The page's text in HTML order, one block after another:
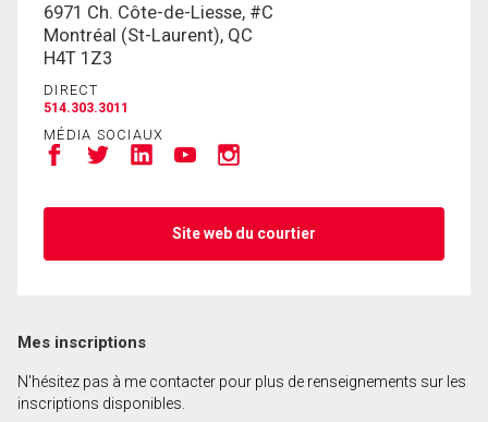
En cliquant sur le bouton « soumettre », vous
consentez à nos conditions d'utilisation et vous
nous fournissez l'autorisation écrite de
communiquer avec vous.
6971 Ch. Côte-de-Liesse, #C
Montréal (St-Laurent), QC
H4T 1Z3
DIRECT
514.303.3011
MÉDIA SOCIAUX
Site web du courtier
Mes inscriptions
N'hésitez pas à me contacter pour plus de renseignements sur les
inscriptions disponibles.